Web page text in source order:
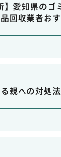
】愛知県のゴ
回収業者お
親への対処